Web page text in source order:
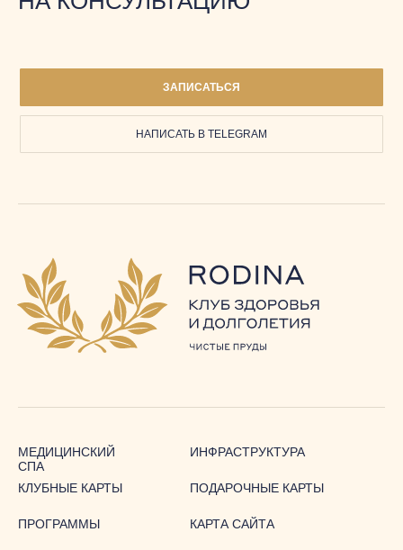
ЗАПИСАТЬСЯ
НАПИСАТЬ В TELEGRAM
МЕДИЦИНСКИЙ
СПА
ПРОГРАММЫ
ИНФРАСТРУКТУРА
КЛУБНЫЕ КАРТЫ
КАРТА САЙТА
ПОДАРОЧНЫЕ КАРТЫ